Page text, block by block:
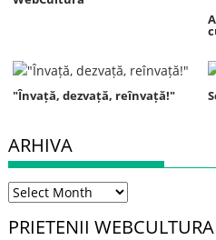
"Învață, dezvață, reînvață!"
ARHIVA
Arhiva
PRIETENII WEBCULTURA